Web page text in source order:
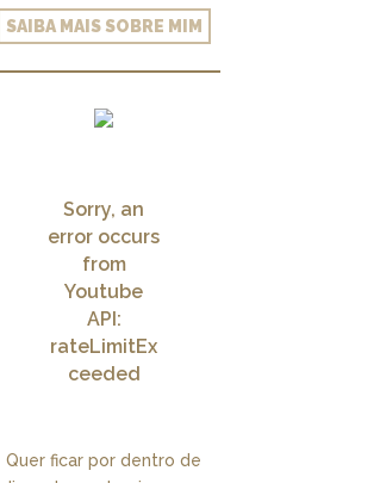
SAIBA MAIS SOBRE MIM
Sorry, an
error occurs
from
Youtube
API:
rateLimitEx
ceeded
Quer ficar por dentro de